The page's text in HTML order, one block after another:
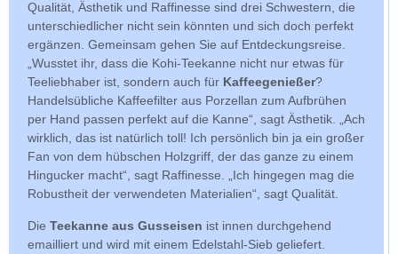
Qualität, Ästhetik und Raffinesse sind drei Schwestern, die
unterschiedlicher nicht sein könnten und sich doch perfekt
ergänzen. Gemeinsam gehen Sie auf Entdeckungsreise.
„Wusstet ihr, dass die Kohi-Teekanne nicht nur etwas für
Teeliebhaber ist, sondern auch für Kaffeegenießer?
Handelsübliche Kaffeefilter aus Porzellan zum Aufbrühen
per Hand passen perfekt auf die Kanne“, sagt Ästhetik. „Ach
wirklich, das ist natürlich toll! Ich persönlich bin ja ein großer
Fan von dem hübschen Holzgriff, der das ganze zu einem
Hingucker macht“, sagt Raffinesse. „Ich hingegen mag die
Robustheit der verwendeten Materialien“, sagt Qualität.
Die Teekanne aus Gusseisen ist innen durchgehend
emailliert und wird mit einem Edelstahl-Sieb geliefert.